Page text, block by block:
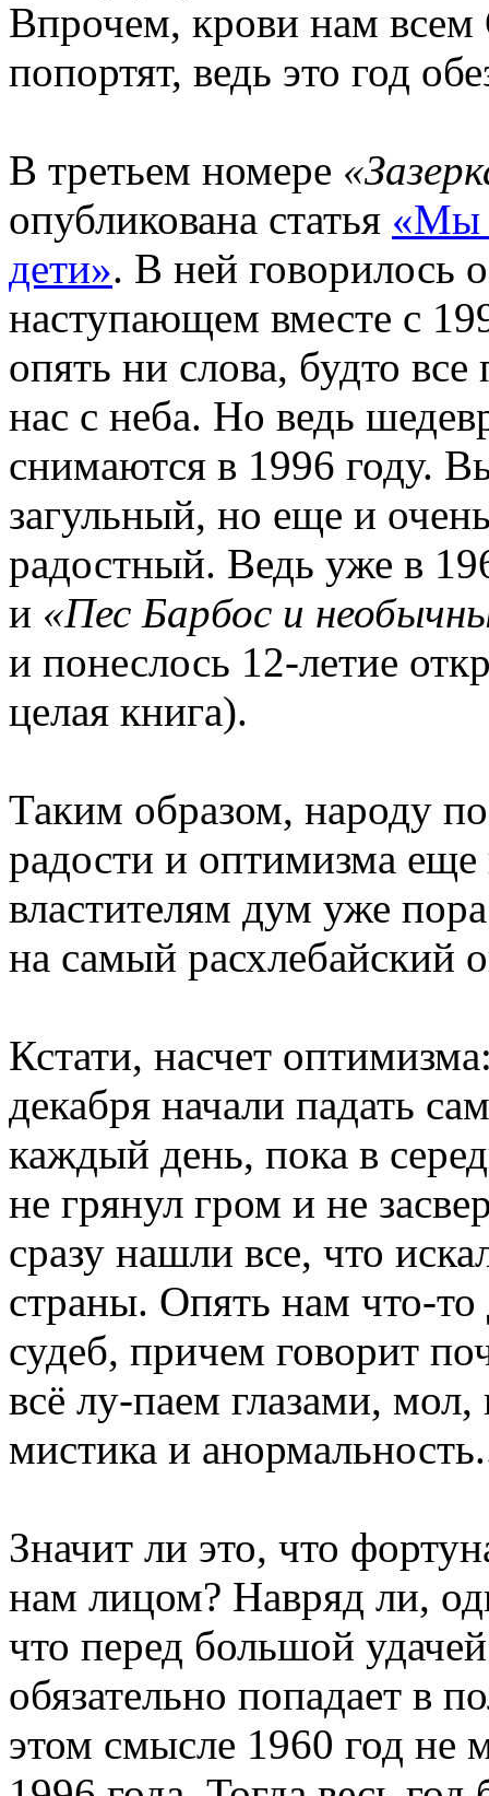
Впрочем, крови нам всем
попортят, ведь это год
В третьем номере
опубликована статья «Мы
дети». В ней говорилось
наступающем вместе с
опять ни слова, будто
нас с неба. Но ведь
снимаются в 1996 году.
загульный, но еще и
радостный. Ведь уже в
и «Пес Барбос и
и понеслось 12-летие
целая книга).
Таким образом, народу
радости и оптимизма
властителям дум уже
на самый расхлебайский
Кстати, насчет
декабря начали падать
каждый день, пока в
не грянул гром и не
сразу нашли все, что
страны. Опять нам что-то
судеб, причем говорит
всё лу-паем глазами,
мистика и
Значит ли это, что
нам лицом? Навряд ли,
что перед большой
обязательно попадает в
этом смысле 1960 год не